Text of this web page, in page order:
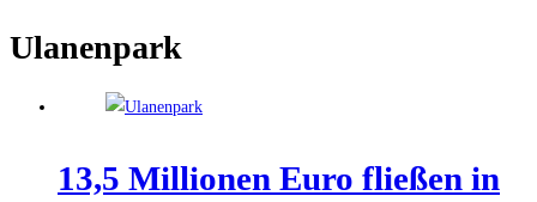
Ulanenpark
13,5 Mil­lio­nen Euro flie­ßen in